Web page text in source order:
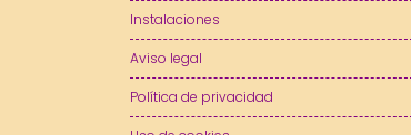
Instalaciones
Aviso legal
Política de privacidad